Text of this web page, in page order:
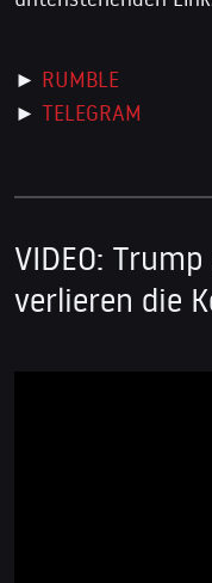
► RUMBLE
► TELEGRAM
VIDEO:
verlieren die